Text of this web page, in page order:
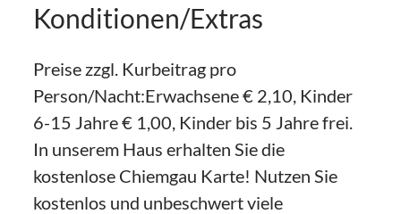
Konditionen/Extras
Preise zzgl. Kurbeitrag pro
Person/Nacht:Erwachsene € 2,10, Kinder
6-15 Jahre € 1,00, Kinder bis 5 Jahre frei.
In unserem Haus erhalten Sie die
kostenlose Chiemgau Karte! Nutzen Sie
kostenlos und unbeschwert viele